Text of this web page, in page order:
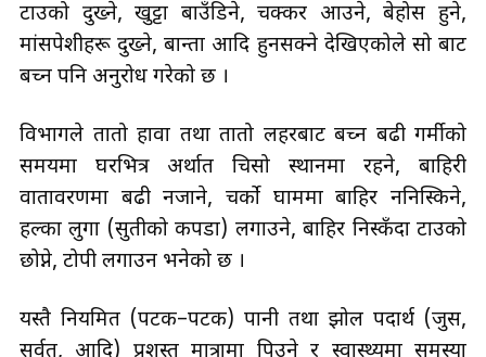
टाउको दुख्ने, खुट्टा बाउँडिने, चक्कर आउने, बेहोस हुने,
मांसपेशीहरू दुख्ने, बान्ता आदि हुनसक्ने देखिएकोले सो बाट
बच्न पनि अनुरोध गरेको छ ।
विभागले तातो हावा तथा तातो लहरबाट बच्न बढी गर्मीको
समयमा घरभित्र अर्थात चिसो स्थानमा रहने, बाहिरी
वातावरणमा बढी नजाने, चर्को घाममा बाहिर ननिस्किने,
हल्का लुगा (सुतीको कपडा) लगाउने, बाहिर निस्कँदा टाउको
छोप्ने, टोपी लगाउन भनेको छ ।
यस्तै नियमित (पटक–पटक) पानी तथा झोल पदार्थ (जुस,